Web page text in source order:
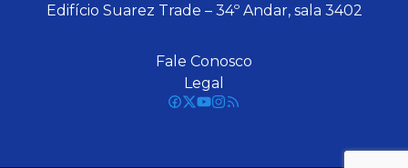
Edifício Suarez Trade – 34º Andar, sala 3402
Fale Conosco
Legal